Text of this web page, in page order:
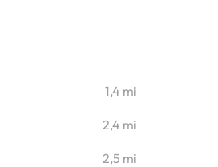
1,4 mi
2,4 mi
2,5 mi